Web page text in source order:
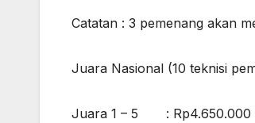
Catatan : 3 pemenang akan
Juara Nasional (10 teknisi
Juara 1 – 5 : Rp4.650.000